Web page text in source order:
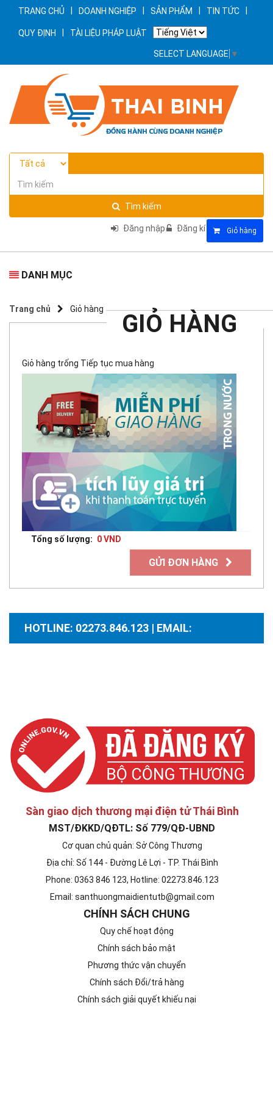
TRANG CHỦ DOANH NGHIỆP SẢN PHẨM TIN TỨC
QUY ĐỊNH TÀI LIỆU PHÁP LUẬT
SELECT LANGUAGE ▼
Tìm kiếm
Đăng nhập Đăng kí Giỏ hàng
DANH MỤC
Trang chủ Giỏ hàng
GIỎ HÀNG
Giỏ hàng trống Tiếp tục mua hàng
Tổng số lượng: 0 VND
GỬI ĐƠN HÀNG
HOTLINE: 02273.846.123 | EMAIL:
Sàn giao dịch thương mại điện tử Thái Bình
MST/ĐKKD/QĐTL: Số 779/QĐ-UBND
Cơ quan chủ quản: Sở Công Thương
Địa chỉ: Số 144 - Đường Lê Lợi - TP. Thái Bình
Phone: 0363 846 123, Hotline: 02273.846.123
Email: santhuongmaidientutb@gmail.com
CHÍNH SÁCH CHUNG
Quy chế hoạt động
Chính sách bảo mật
Phương thức vận chuyển
Chính sách Đổi/trả hàng
Chính sách giải quyết khiếu nại